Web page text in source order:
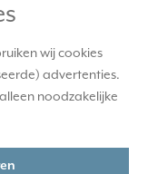
wij cookies
advertenties.
noodzakelijke
Verwachte levertijd:
1-2 weken
Huidige voorraad: